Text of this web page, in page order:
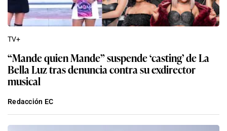
TV+
“Mande quien Mande” suspende ‘casting’ de La
Bella Luz tras denuncia contra su exdirector
musical
Redacción EC